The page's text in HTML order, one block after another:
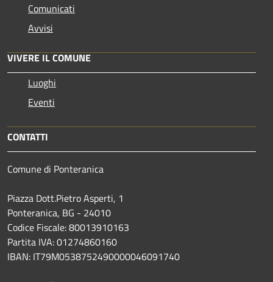
Comunicati
Avvisi
VIVERE IL COMUNE
Luoghi
Eventi
CONTATTI
Comune di Ponteranica
Piazza Dott.Pietro Asperti, 1
Ponteranica, BG - 24010
Codice Fiscale: 80013910163
Partita IVA: 01274860160
IBAN: IT79M0538752490000046091740